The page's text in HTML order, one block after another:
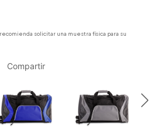
solicitar una muestra física para su
Compartir